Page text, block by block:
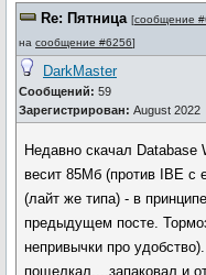
Re: Пятница [сообщение
на сообщение #6256]
DarkMaster
Сообщений: 59
Зарегистрирован: August 2022
Недавно скачал
весит 85Мб (против IBE с
(лайт же типа) - в
предыдущем посте.
непривычки про
пощелкал....запаковал и